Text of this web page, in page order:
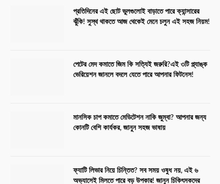
প্রতিদিনের এই ছোট ভুলগুলোই বাড়াতে পারে ক্যান্সারের
ঝুঁকি! সুস্থ থাকতে আজ থেকেই মেনে চলুন এই সহজ নিয়ম!
পেটের মেদ কমাতে জিম কি সত্যিই জরুরি?এই ৩টি প্ল্যাঙ্ক
ভেরিয়েশন জানলে বদলে যেতে পারে আপনার ফিটনেস!
মানসিক চাপ কমাতে মেডিটেশন নাকি জুম্বা? আপনার জন্য
কোনটি বেশি কার্যকর, জানুন সহজ ভাষায়
ফ্যাটি লিভার নিয়ে চিন্তিত? সব সময় ওষুধ নয়, এই ৬
অভ্যাসেই মিলতে পারে বড় উপকার! জানুন চিকিৎসকদের